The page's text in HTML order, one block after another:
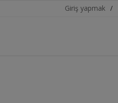
Giriş yapmak /